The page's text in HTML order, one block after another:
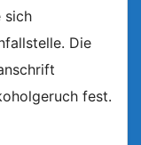
sich
Die
fest.